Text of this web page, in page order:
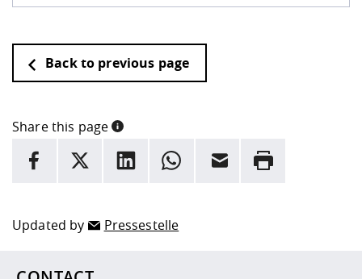
Back to previous page
Share this page
INFORMATION
facebook
X LinkedInwhatsappEmail Rrint
Updated by Pressestelle